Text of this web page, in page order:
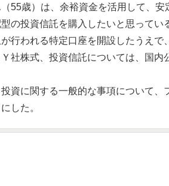
55歳）は、余裕資金を活用して、
の投資信託を購入したいと思ってい
行われる特定口座を開設したうえ
社株式、投資信託については、国
資に関する一般的な事項について、
した。